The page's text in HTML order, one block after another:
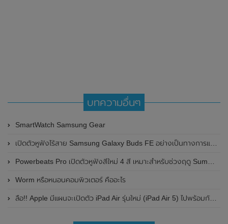
บทความอื่นๆ
SmartWatch Samsung Gear
เปิดตัวหูฟังไร้สาย Samsung Galaxy Buds FE อย่างเป็นทางการแล้ว มาพร้อมดีไซน์ขนาดเล็ก กะทัดรัด และน้ำหนักเบา ในราคาสบายกระเป๋าเพียง 3,390 บาท
Powerbeats Pro เปิดตัวหูฟังสีใหม่ 4 สี เหมาะสำหรับช่วงฤดู Summer นี้
Worm หรือหนอนคอมพิวเตอร์ คืออะไร
ลือ!! Apple มีแผนจะเปิดตัว iPad Air รุ่นใหม่ (iPad Air 5) ไปพร้อมกับ iPhone SE 2022 (iPhone SE 3) ในเร็วๆนี้